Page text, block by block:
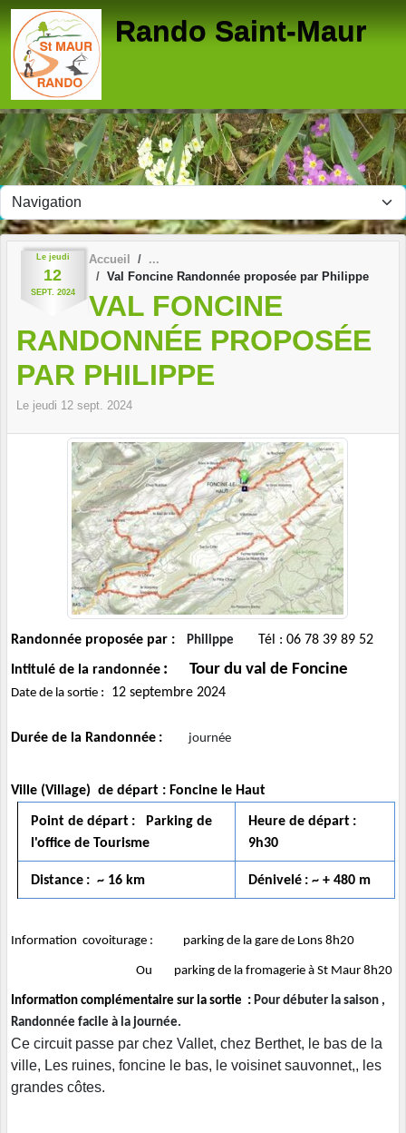
Rando Saint-Maur
Le jeudi
12
SEPT. 2024
Accueil
Val Foncine Randonnée proposée par Philippe
VAL FONCINE
RANDONNÉE PROPOSÉE
PAR PHILIPPE
Le jeudi 12 sept. 2024
Randonnée proposée par : Philippe Tél : 06 78 39 89 52
Intitulé de la randonnée : Tour du val de Foncine
Date de la sortie : 12 septembre 2024
Durée de la Randonnée : journée
Ville (Village) de départ : Foncine le Haut
Point de départ : Parking de
l'office de Tourisme
Heure de départ :
9h30
Distance : ~ 16 km Dénivelé : ~ + 480 m
Information covoiturage : parking de la gare de Lons 8h20
Ou parking de la fromagerie à St Maur 8h20
Information complémentaire sur la sortie : Pour débuter la saison ,
Randonnée facile à la journée.
Ce circuit passe par chez Vallet, chez Berthet, le bas de la
ville, Les ruines, foncine le bas, le voisinet sauvonnet,, les
grandes côtes.
Panneau de gestion des cookies